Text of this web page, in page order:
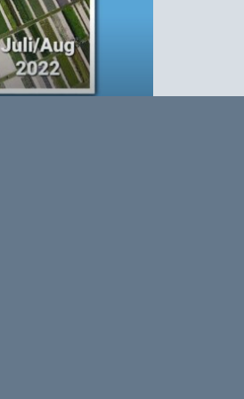
(voorzitter Strategic
Region). Anne-
pleitte voor een
van de
en